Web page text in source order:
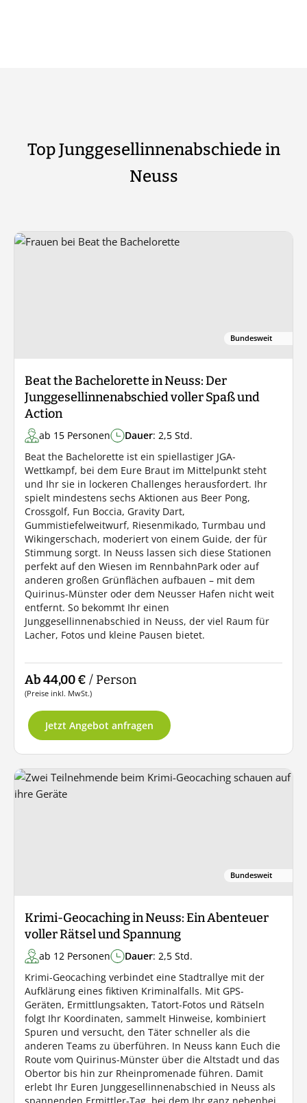
Top Junggesellinnenabschiede in
Neuss
Bundesweit
Beat the Bachelorette in Neuss: Der
Junggesellinnenabschied voller Spaß und
Action
ab 15 Personen Dauer: 2,5 Std.
Beat the Bachelorette ist ein spiellastiger JGA-
Wettkampf, bei dem Eure Braut im Mittelpunkt steht
und Ihr sie in lockeren Challenges herausfordert. Ihr
spielt mindestens sechs Aktionen aus Beer Pong,
Crossgolf, Fun Boccia, Gravity Dart,
Gummistiefelweitwurf, Riesenmikado, Turmbau und
Wikingerschach, moderiert von einem Guide, der für
Stimmung sorgt. In Neuss lassen sich diese Stationen
perfekt auf den Wiesen im RennbahnPark oder auf
anderen großen Grünflächen aufbauen – mit dem
Quirinus-Münster oder dem Neusser Hafen nicht weit
entfernt. So bekommt Ihr einen
Junggesellinnenabschied in Neuss, der viel Raum für
Lacher, Fotos und kleine Pausen bietet.
Ab 44,00 € / Person
(Preise inkl. MwSt.)
Jetzt Angebot anfragen
Bundesweit
Krimi-Geocaching in Neuss: Ein Abenteuer
voller Rätsel und Spannung
ab 12 Personen Dauer: 2,5 Std.
Krimi-Geocaching verbindet eine Stadtrallye mit der
Aufklärung eines fiktiven Kriminalfalls. Mit GPS-
Geräten, Ermittlungsakten, Tatort-Fotos und Rätseln
folgt Ihr Koordinaten, sammelt Hinweise, kombiniert
Spuren und versucht, den Täter schneller als die
anderen Teams zu überführen. In Neuss kann Euch die
Route vom Quirinus-Münster über die Altstadt und das
Obertor bis hin zur Rheinpromenade führen. Damit
erlebt Ihr Euren Junggesellinnenabschied in Neuss als